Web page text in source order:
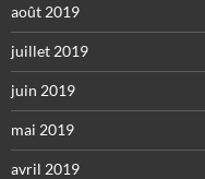
août 2019
juillet 2019
juin 2019
mai 2019
avril 2019